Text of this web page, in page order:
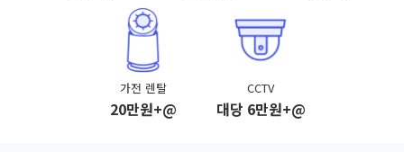
가전 렌탈
20만원+@
CCTV
대당 6만원+@